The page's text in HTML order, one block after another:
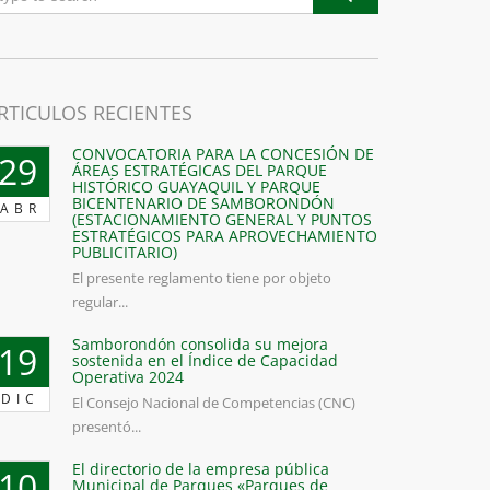
RECIENTES
ABR
CONVOCATORIA PARA LA CONCESIÓN DE
ÁREAS ESTRATÉGICAS DEL PARQUE
HISTÓRICO GUAYAQUIL Y PARQUE
BICENTENARIO DE SAMBORONDÓN
(ESTACIONAMIENTO GENERAL Y PUNTOS
ESTRATÉGICOS PARA APROVECHAMIENTO
PUBLICITARIO)
El presente reglamento tiene por objeto
regular...
DIC
Samborondón consolida su mejora
sostenida en el Índice de Capacidad
Operativa 2024
El Consejo Nacional de Competencias (CNC)
presentó...
El directorio de la empresa pública
Municipal de Parques «Parques de